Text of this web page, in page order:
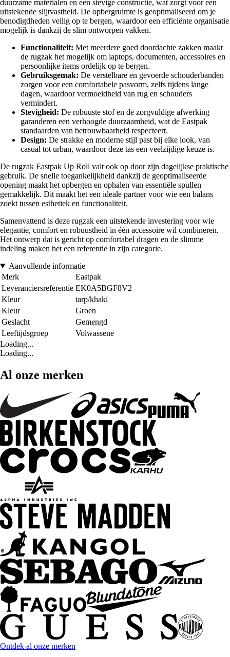
duurzame materialen en een stevige constructie, wat zorgt voor een
uitstekende slijtvastheid. De opbergruimte is geoptimaliseerd om je
benodigdheden veilig op te bergen, waardoor een efficiënte organisatie
mogelijk is dankzij de slim ontworpen vakken.
Functionaliteit: Met meerdere goed doordachte zakken maakt
de rugzak het mogelijk om laptops, documenten, accessoires en
persoonlijke items ordelijk op te bergen.
Gebruiksgemak: De verstelbare en gevoerde schouderbanden
zorgen voor een comfortabele pasvorm, zelfs tijdens lange
dagen, waardoor vermoeidheid van rug en schouders
vermindert.
Stevigheid: De robuuste stof en de zorgvuldige afwerking
garanderen een verhoogde duurzaamheid, wat de Eastpak
standaarden van betrouwbaarheid respecteert.
Design: De strakke en moderne stijl past bij elke look, van
casual tot urban, waardoor deze tas een veelzijdige keuze is.
De rugzak Eastpak Up Roll valt ook op door zijn dagelijkse praktische
gebruik. De snelle toegankelijkheid dankzij de geoptimaliseerde
opening maakt het opbergen en ophalen van essentiële spullen
gemakkelijk. Dit maakt het een ideale partner voor wie een balans
zoekt tussen esthetiek en functionaliteit.
Samenvattend is deze rugzak een uitstekende investering voor wie
elegantie, comfort en robuustheid in één accessoire wil combineren.
Het ontwerp dat is gericht op comfortabel dragen en de slimme
indeling maken het een referentie in zijn categorie.
Aanvullende informatie
Merk
Eastpak
Leveranciersreferentie EK0A5BGF8V2
Kleur
tarp/khaki
Kleur
Groen
Geslacht
Gemengd
Leeftijdsgroep
Volwassene
Loading...
Loading...
Al onze merken
Ontdek al onze merken